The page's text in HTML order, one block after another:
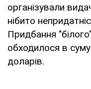
організували
нібито
Придбання
обходилося в
доларів.